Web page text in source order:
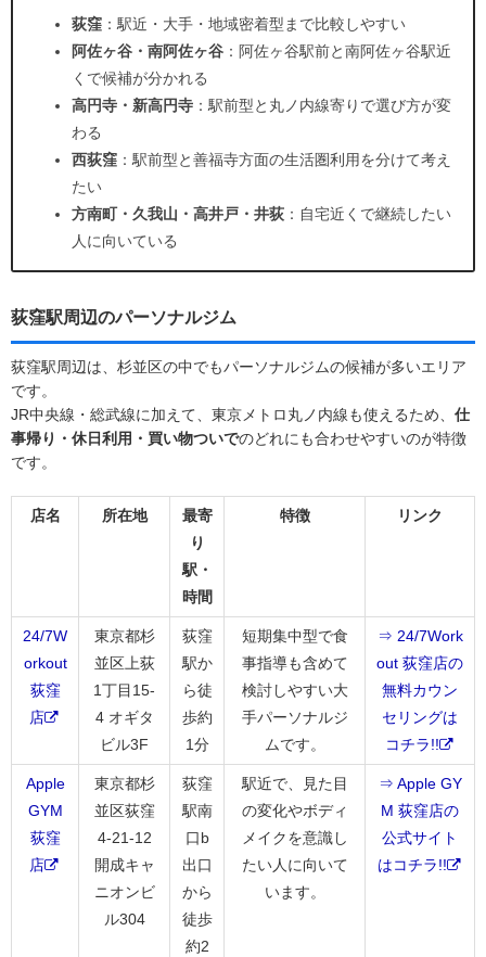
荻窪 ：駅近・大手・地域密着型まで比較しやすい
阿佐ヶ谷・南阿佐ヶ谷 ：阿佐ヶ谷駅前と南阿佐ヶ谷駅近
くで候補が分かれる
高円寺・新高円寺 ：駅前型と丸ノ内線寄りで選び方が変
わる
西荻窪 ：駅前型と善福寺方面の生活圏利用を分けて考え
たい
方南町・久我山・高井戸・井荻 ：自宅近くで継続したい
人に向いている
荻窪駅周辺のパーソナルジム
荻窪駅周辺は、杉並区の中でもパーソナルジムの候補が多いエリア
です。
JR中央線・総武線に加えて、東京メトロ丸ノ内線も使えるため、 仕
事帰り・休日利用・買い物ついでのどれにも合わせやすいのが特徴
です。
店名 所在地
最寄
り
駅・
時間
特徴 リンク
24/7W
orkout
荻窪
店
東京都杉
並区上荻
1丁目15-
4 オギタ
ビル3F
荻窪
駅か
ら徒
歩約
1分
短期集中型で食
事指導も含めて
検討しやすい大
手パーソナルジ
ムです。
⇒ 24/7Work
out 荻窪店の
無料カウン
セリングは
コチラ!!
Apple
GYM
荻窪
店
東京都杉
並区荻窪
4-21-12
開成キャ
ニオンビ
ル304
荻窪
駅南
口b
出口
から
徒歩
約2
駅近で、見た目
の変化やボディ
メイクを意識し
たい人に向いて
います。
⇒ Apple GY
M 荻窪店の
公式サイト
はコチラ!!